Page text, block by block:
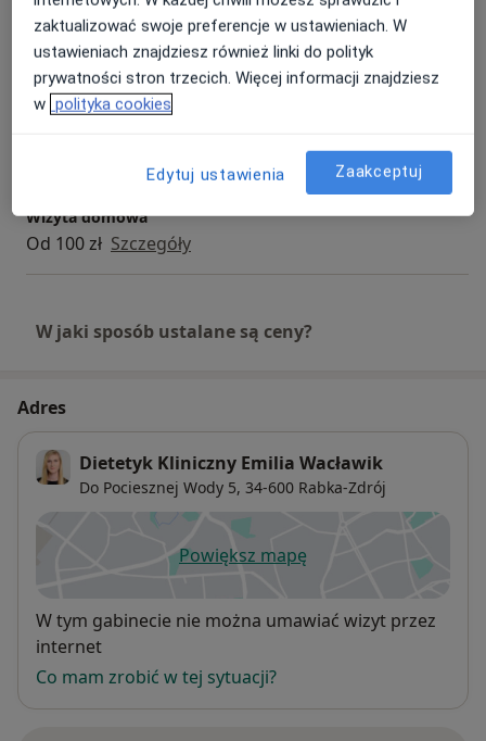
Analiza stanu odżywienia
Od 50 zł Szczegóły
Wizyta domowa
Od 100 zł Szczegóły
W jaki sposób ustalane są ceny?
Adres
Dietetyk Kliniczny Emilia Wacławik
Do Pociesznej Wody 5, 34-600 Rabka-Zdrój
Powiększ mapęotwiera się w nowej karcie
Dostępność
W tym gabinecie nie można umawiać wizyt przez
internet
Co mam zrobić w tej sytuacji?
zaktualizować swoje preferencje w ustawieniach. W
ustawieniach znajdziesz również linki do polityk
prywatności stron trzecich. Więcej informacji znajdziesz
w polityka cookies
Edytuj ustawienia Zaakceptuj